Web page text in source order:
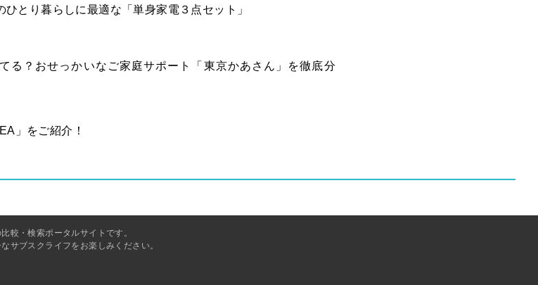
とり暮らしに最適な「単身家電３点セット」
る？おせっかいなご家庭サポート「東京かあさん」を徹底分
」をご紹介！
較・検索ポータルサイトです。
サブスクライフをお楽しみください。